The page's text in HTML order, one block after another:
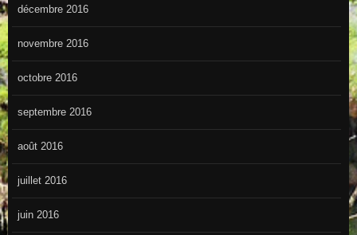
décembre 2016
novembre 2016
octobre 2016
septembre 2016
août 2016
juillet 2016
juin 2016